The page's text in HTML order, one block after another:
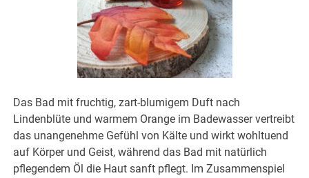
Das Bad mit fruchtig, zart-blumigem Duft nach
Lindenblüte und warmem Orange im Badewasser vertreibt
das unangenehme Gefühl von Kälte und wirkt wohltuend
auf Körper und Geist, während das Bad mit natürlich
pflegendem Öl die Haut sanft pflegt. Im Zusammenspiel